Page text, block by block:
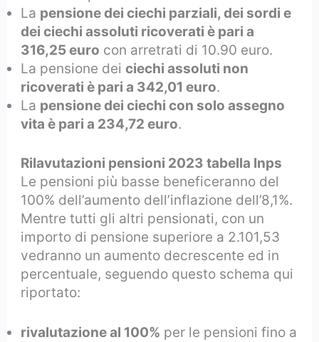
La pensione dei ciechi parziali, dei sordi e
dei ciechi assoluti ricoverati è pari a
316,25 euro con arretrati di 10.90 euro.
La pensione deiciechi assoluti non
ricoverati è pari a 342,01 euro.
La pensione dei ciechi con solo assegno
vita è pari a 234,72 euro.
Rilavutazioni pensioni 2023 tabella Inps
Le pensioni più basse beneficeranno del
100% dell’aumento dell’inflazione dell’8,1%.
Mentre tutti gli altri pensionati, con un
importo di pensione superiore a 2.101,53
vedranno un aumento decrescente ed in
percentuale, seguendo questo schema qui
riportato:
rivalutazione al 100% per le pensioni fino a